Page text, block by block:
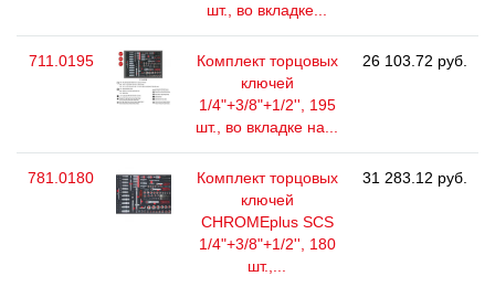
шт., во вкладке...
711.0195
Комплект торцовых
ключей
1/4"+3/8"+1/2'', 195
шт., во вкладке на...
26 103.72 руб.
781.0180
Комплект торцовых
ключей
CHROMEplus SCS
1/4"+3/8"+1/2'', 180
шт.,...
31 283.12 руб.